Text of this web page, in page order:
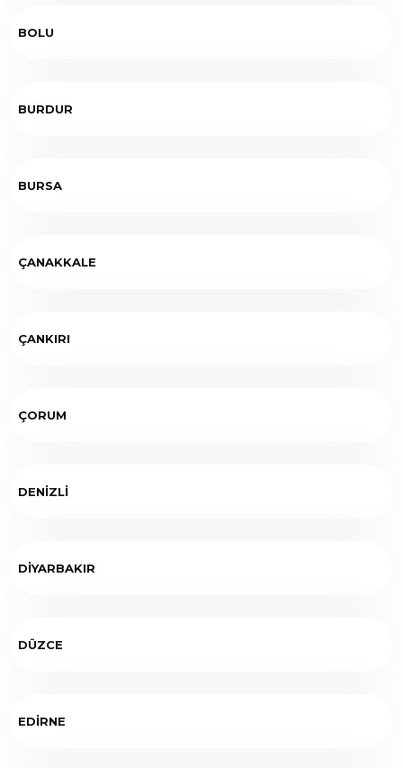
BOLU
BURDUR
BURSA
ÇANAKKALE
ÇANKIRI
ÇORUM
DENİZLİ
DİYARBAKIR
DÜZCE
EDİRNE